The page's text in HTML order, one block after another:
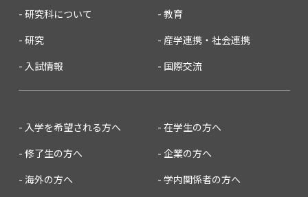
研究科について
教育
研究
産学連携・社会連携
入試情報
国際交流
入学を希望される方へ
在学生の方へ
修了生の方へ
企業の方へ
海外の方へ
学内関係者の方へ